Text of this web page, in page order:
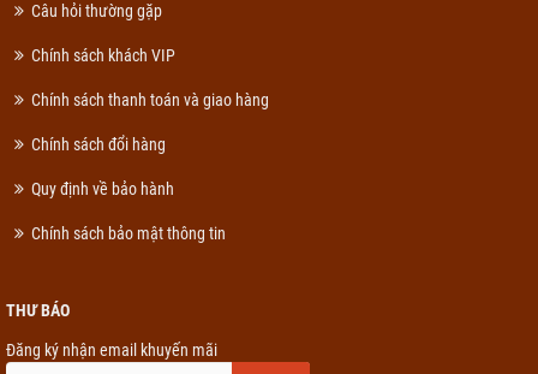
Câu hỏi thường gặp
Chính sách khách VIP
Chính sách thanh toán và giao hàng
Chính sách đổi hàng
Quy định về bảo hành
Chính sách bảo mật thông tin
THƯ BÁO
Đăng ký nhận email khuyến mãi